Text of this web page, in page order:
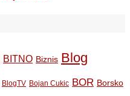
BITNO Biznis Blog
BlogTV Bojan Cukic BOR Borsko